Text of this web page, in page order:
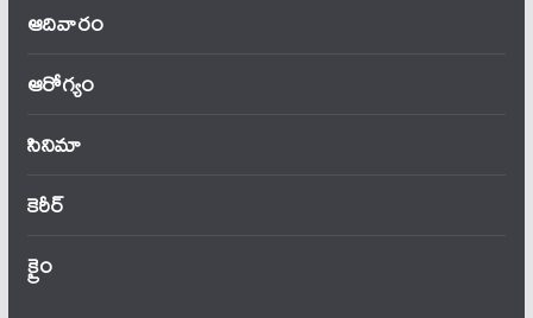
ఆదివారం
ఆరోగ్యం
సినిమా
కెరీర్
క్రైం